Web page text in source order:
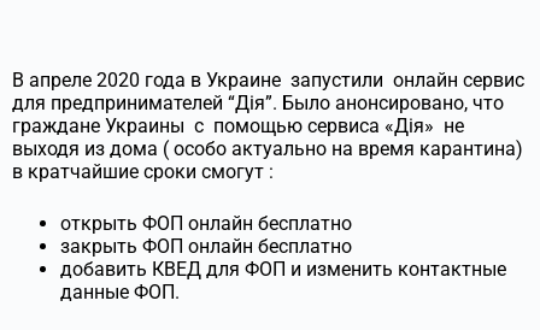
В апреле 2020 года в Украине запустили онлайн сервис
для предпринимателей “Дія”. Было анонсировано, что
граждане Украины с помощью сервиса «Дія» не
выходя из дома ( особо актуально на время карантина)
в кратчайшие сроки смогут :
открыть ФОП онлайн бесплатно
закрыть ФОП онлайн бесплатно
добавить КВЕД для ФОП и изменить контактные
данные ФОП.